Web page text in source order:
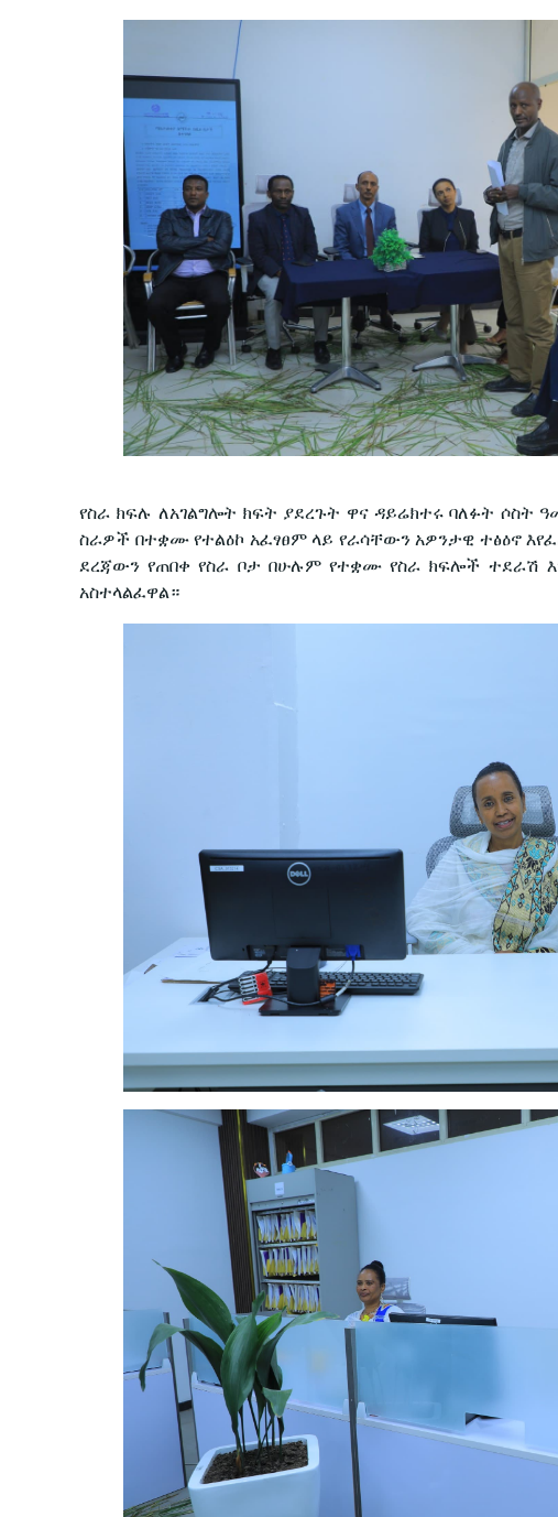
የስራ ክፍሉ ለአገልግሎት ክፍት ያደረጉት ዋና ዳይሬክተሩ ባለፉት
ስራዎች በተቋሙ የተልዕኮ አፈፃፀም ላይ የራሳቸውን አዎንታዊ ተፅዕኖ
ደረጃውን የጠበቀ የስራ ቦታ በሁሉም የተቋሙ የስራ ክፍሎች ተደራሽ
አስተላልፈዋል።